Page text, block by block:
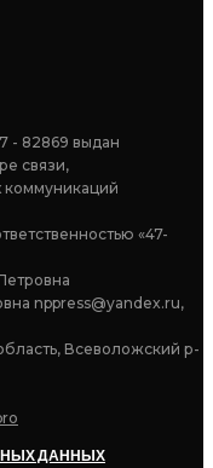
- 82869 выдан
связи,
коммуникаций
«47-
nppress@yandex.ru,
Всеволожский р-
ДАННЫХ